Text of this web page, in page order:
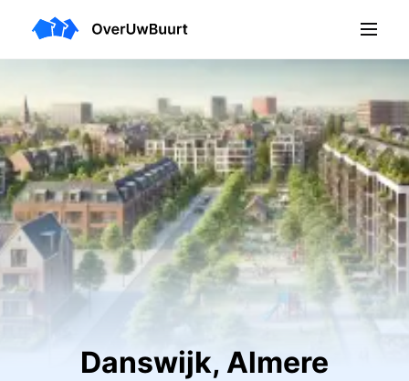
Danswijk, Almere